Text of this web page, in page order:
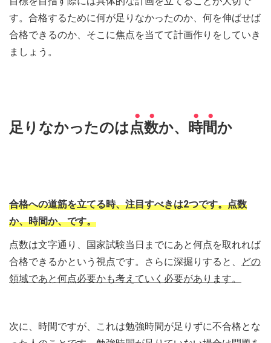
す。合格するために何が足りなかったのか、何を伸ばせば
合格できるのか、そこに焦点を当てて計画作りをしていき
ましょう。
足りなかったのは点数か、 時間か
合格への道筋を立てる時、注目すべきは2つです。点数
か、時間か、です。
点数は文字通り、国家試験当日までにあと何点を取れれば
合格できるかという視点です。さらに深掘りすると、
どの
領域であと何点必要かも考えていく必要があります。
次に、時間ですが、これは勉強時間が足りずに不合格とな